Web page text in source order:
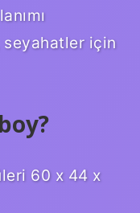
için
60 x 44 x